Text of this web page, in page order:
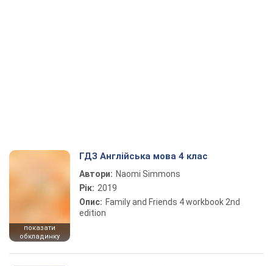
показати
обкладинку
ГДЗ Англійська мова 4 клас
Автори: Naomi Simmons
Рік: 2019
Опис: Family and Friends 4 workbook 2nd
edition